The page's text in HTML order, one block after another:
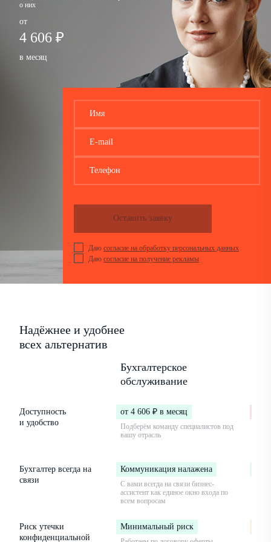
о них
от
4 606 ₽
в месяц
Имя
E-mail
Телефон
Даю согласие на обработку персональных данных
Даю согласие на получение рекламы
Оставить заявку
Надёжнее и удобнее
всех альтернатив
Бухгалтерское
обслуживание
Доступность
и удобство
от 4 606 ₽ в месяц
Подберём команду специалистов под
вашу отрасль
Бухгалтер всегда на
связи
Коммуникация налажена
С вами всегда на связи бизнес-
ассистент как единое окно входа по
всем вопросам
Риск утечки
конфиденциальной
Минимальный риск